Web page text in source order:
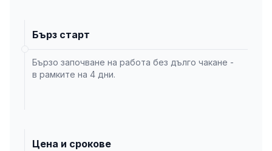
Бърз старт
Бързо започване на работа без дълго чакане -
в рамките на 4 дни.
Цена и срокове